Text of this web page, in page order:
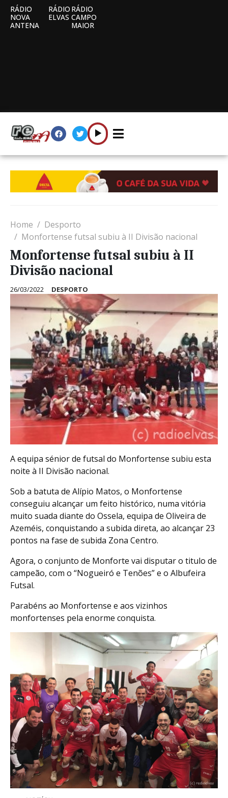
RÁDIO
NOVA
ANTENA
RÁDIO
ELVAS
RÁDIO
CAMPO
MAIOR
Home
Desporto
Monfortense futsal subiu à II Divisão nacional
Monfortense futsal subiu à II
Divisão nacional
26/03/2022 DESPORTO
A equipa sénior de futsal do Monfortense subiu esta
noite à II Divisão nacional.
Sob a batuta de Alípio Matos, o Monfortense
conseguiu alcançar um feito histórico, numa vitória
muito suada diante do Ossela, equipa de Oliveira de
Azeméis, conquistando a subida direta, ao alcançar 23
pontos na fase de subida Zona Centro.
Agora, o conjunto de Monforte vai disputar o titulo de
campeão, com o “Nogueiró e Tenões” e o Albufeira
Futsal.
Parabéns ao Monfortense e aos vizinhos
monfortenses pela enorme conquista.